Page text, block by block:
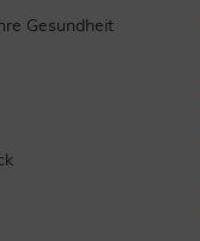
Gesundheit